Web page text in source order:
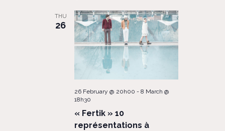
THU
26
« Fertik » 10
représentations à
26 February @ 20h00 - 8 March @
18h30